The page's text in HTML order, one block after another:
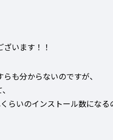
います！！
も分からないのですが、
らいのインストール数になる